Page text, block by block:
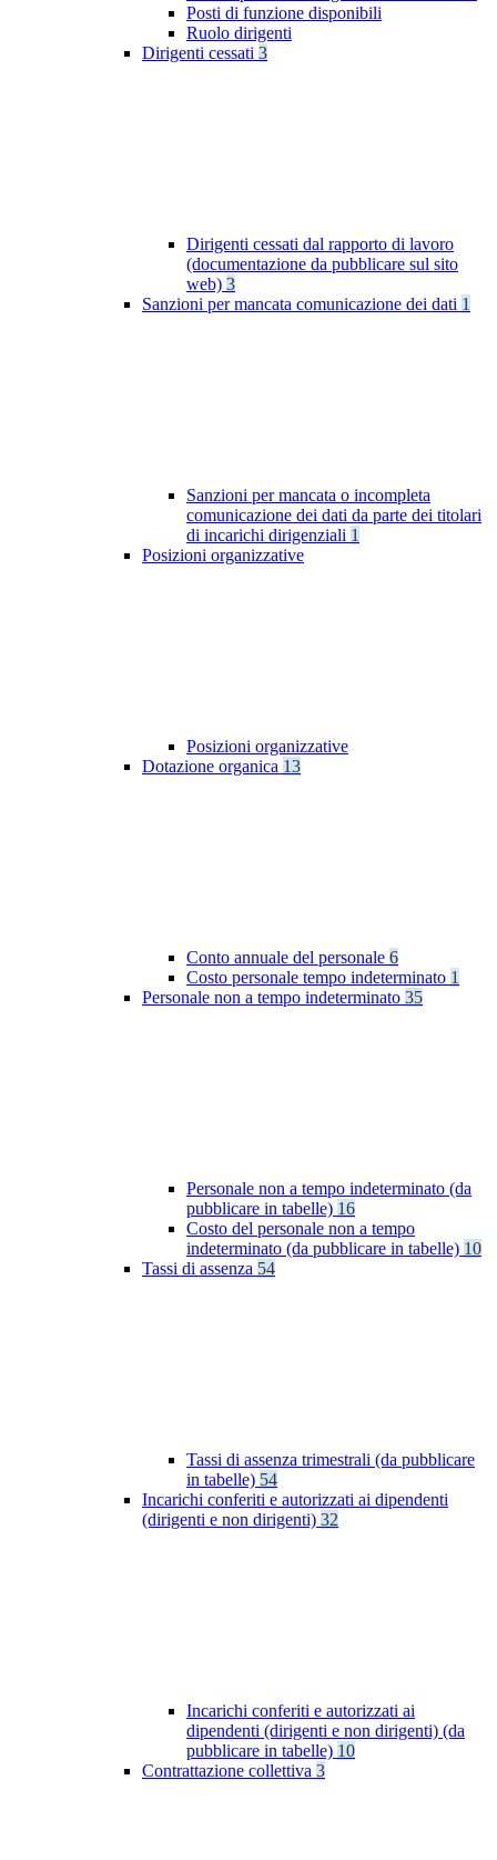
Posti di funzione disponibili
Ruolo dirigenti
Dirigenti cessati 3
Dirigenti cessati dal rapporto di lavoro
(documentazione da pubblicare sul sito
web) 3
Sanzioni per mancata comunicazione dei dati 1
Sanzioni per mancata o incompleta
comunicazione dei dati da parte dei titolari
di incarichi dirigenziali 1
Posizioni organizzative
Posizioni organizzative
Dotazione organica 13
Conto annuale del personale 6
Costo personale tempo indeterminato 1
Personale non a tempo indeterminato 35
Personale non a tempo indeterminato (da
pubblicare in tabelle) 16
Costo del personale non a tempo
indeterminato (da pubblicare in tabelle) 10
Tassi di assenza 54
Tassi di assenza trimestrali (da pubblicare
in tabelle) 54
Incarichi conferiti e autorizzati ai dipendenti
(dirigenti e non dirigenti) 32
Incarichi conferiti e autorizzati ai
dipendenti (dirigenti e non dirigenti) (da
pubblicare in tabelle) 10
Contrattazione collettiva 3